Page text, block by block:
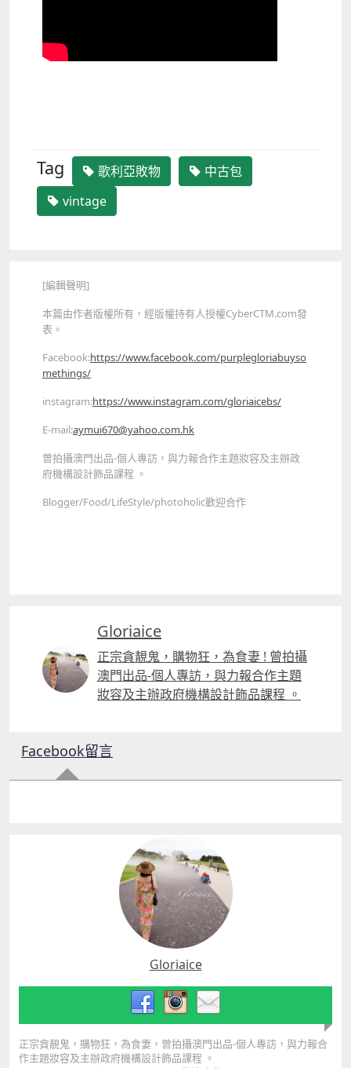
Tag 歌利亞敗物
中古包
vintage
[編輯聲明]
本篇由作者版權所有，經版權持有人授權CyberCTM.com發
表。
Facebook:https://www.facebook.com/purplegloriabuyso
methings/
instagram:https://www.instagram.com/gloriaicebs/
E-mail:aymui670@yahoo.com.hk
曾拍攝澳門出品-個人專訪，與力報合作主題妝容及主辦政
府機構設計飾品課程 。
Blogger/Food/LifeStyle/photoholic歡迎合作
Gloriaice
正宗貪靚鬼，購物狂，為食妻 ! 曾拍攝
澳門出品-個人專訪，與力報合作主題
妝容及主辦政府機構設計飾品課程 。
Facebook留言
Gloriaice
正宗貪靚鬼，購物狂，為食妻，曾拍攝澳門出品-個人專訪，與力報合
作主題妝容及主辦政府機構設計飾品課程 。